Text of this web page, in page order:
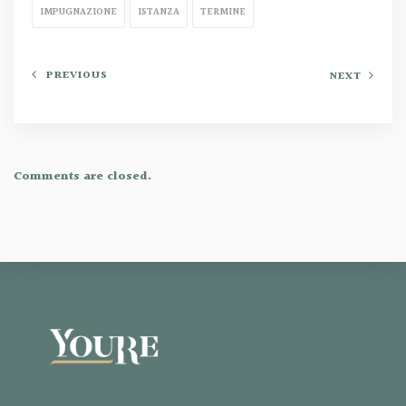
IMPUGNAZIONE ISTANZA TERMINE
PREVIOUS NEXT
Comments are closed.